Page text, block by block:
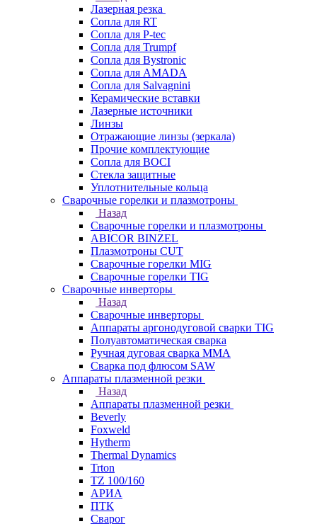
Лазерная резка
Сопла для RT
Сопла для P-tec
Сопла для Trumpf
Сопла для Bystronic
Сопла для AMADA
Сопла для Salvagnini
Керамические вставки
Лазерные источники
Линзы
Отражающие линзы (зеркала)
Прочие комплектующие
Сопла для BOCI
Стекла защитные
Уплотнительные кольца
Сварочные горелки и плазмотроны
Назад
Сварочные горелки и плазмотроны
ABICOR BINZEL
Плазмотроны CUT
Сварочные горелки MIG
Сварочные горелки TIG
Сварочные инверторы
Назад
Сварочные инверторы
Аппараты аргонодуговой сварки TIG
Полуавтоматическая сварка
Ручная дуговая сварка MMA
Сварка под флюсом SAW
Аппараты плазменной резки
Назад
Аппараты плазменной резки
Beverly
Foxweld
Hytherm
Thermal Dynamics
Trton
TZ 100/160
АРИА
ПТК
Сварог